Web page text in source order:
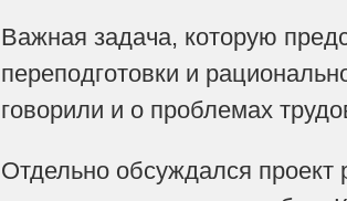
Важная задача, которую
переподготовки и
говорили и о проблемах
Отдельно обсуждался